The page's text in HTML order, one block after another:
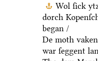
Wol ſick
dorch
began /
De moth
war ſeggent